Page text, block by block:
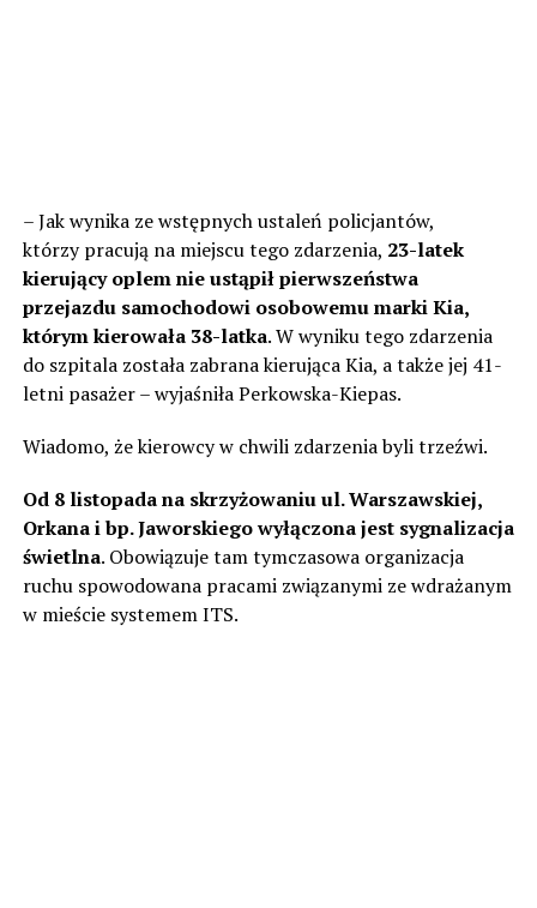
– Jak wynika ze wstępnych ustaleń policjantów,
którzy pracują na miejscu tego zdarzenia, 23-latek
kierujący oplem nie ustąpił pierwszeństwa
przejazdu samochodowi osobowemu marki Kia,
którym kierowała 38-latka. W wyniku tego zdarzenia
do szpitala została zabrana kierująca Kia, a także jej 41-
letni pasażer – wyjaśniła Perkowska-Kiepas.
Wiadomo, że kierowcy w chwili zdarzenia byli trzeźwi.
Od 8 listopada na skrzyżowaniu ul. Warszawskiej,
Orkana i bp. Jaworskiego wyłączona jest sygnalizacja
świetlna. Obowiązuje tam tymczasowa organizacja
ruchu spowodowana pracami związanymi ze wdrażanym
w mieście systemem ITS.